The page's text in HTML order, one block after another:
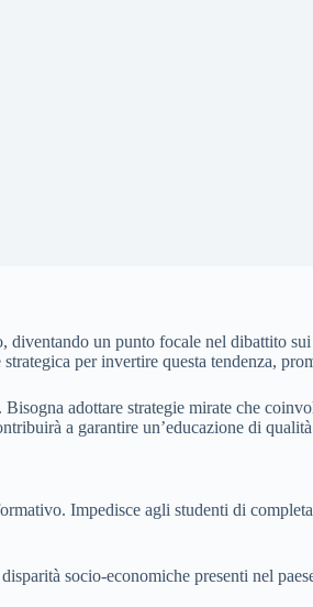
diventando un punto focale nel dibattito
strategica per invertire questa tendenza,
adottare strategie mirate che
a garantire un’educazione di
Impedisce agli studenti di
socio-economiche presenti nel